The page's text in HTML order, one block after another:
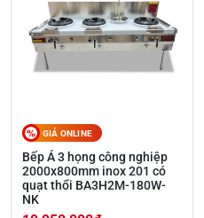
GIÁ ONLINE
Bếp Á 3 họng công nghiệp
2000x800mm inox 201 có
quạt thổi BA3H2M-180W-
NK